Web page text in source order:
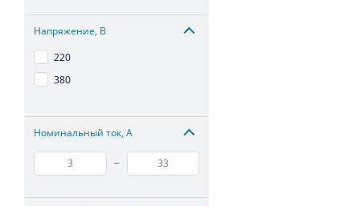
Напряжение, В
220
380
Номинальный ток, А
–